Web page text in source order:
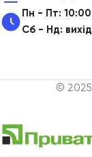
Пн - Пт:
Сб - Нд:
© 2025